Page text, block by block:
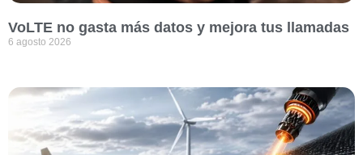
VoLTE no gasta más datos y mejora tus llamadas
6 agosto 2026